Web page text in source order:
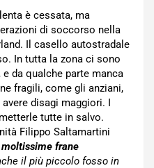
è cessata, ma
di soccorso nella
Il casello autostradale
In tutta la zona ci sono
da qualche parte manca
fragili, come gli anziani,
disagi maggiori. I
tutte in salvo.
Filippo Saltamartini
moltissime frane
il più piccolo fosso in